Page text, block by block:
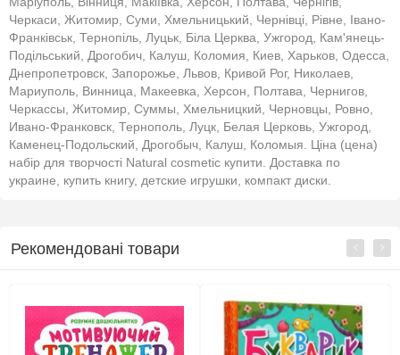
Черкаси, Житомир, Суми, Хмельницький, Чернівці, Рівне, Івано-
Франківськ, Тернопіль, Луцьк, Біла Церква, Ужгород, Кам'янець-
Подільський, Дрогобич, Калуш, Коломия, Киев, Харьков, Одесса,
Днепропетровск, Запорожье, Львов, Кривой Рог, Николаев,
Мариуполь, Винница, Макеевка, Херсон, Полтава, Чернигов,
Черкассы, Житомир, Суммы, Хмельницкий, Черновцы, Ровно,
Ивано-Франковск, Тернополь, Луцк, Белая Церковь, Ужгород,
Каменец-Подольский, Дрогобыч, Калуш, Коломыя. Ціна (цена)
набір для творчості Natural cosmetic купити. Доставка по
украине, купить книгу, детские игрушки, компакт диски.
Рекомендовані товари